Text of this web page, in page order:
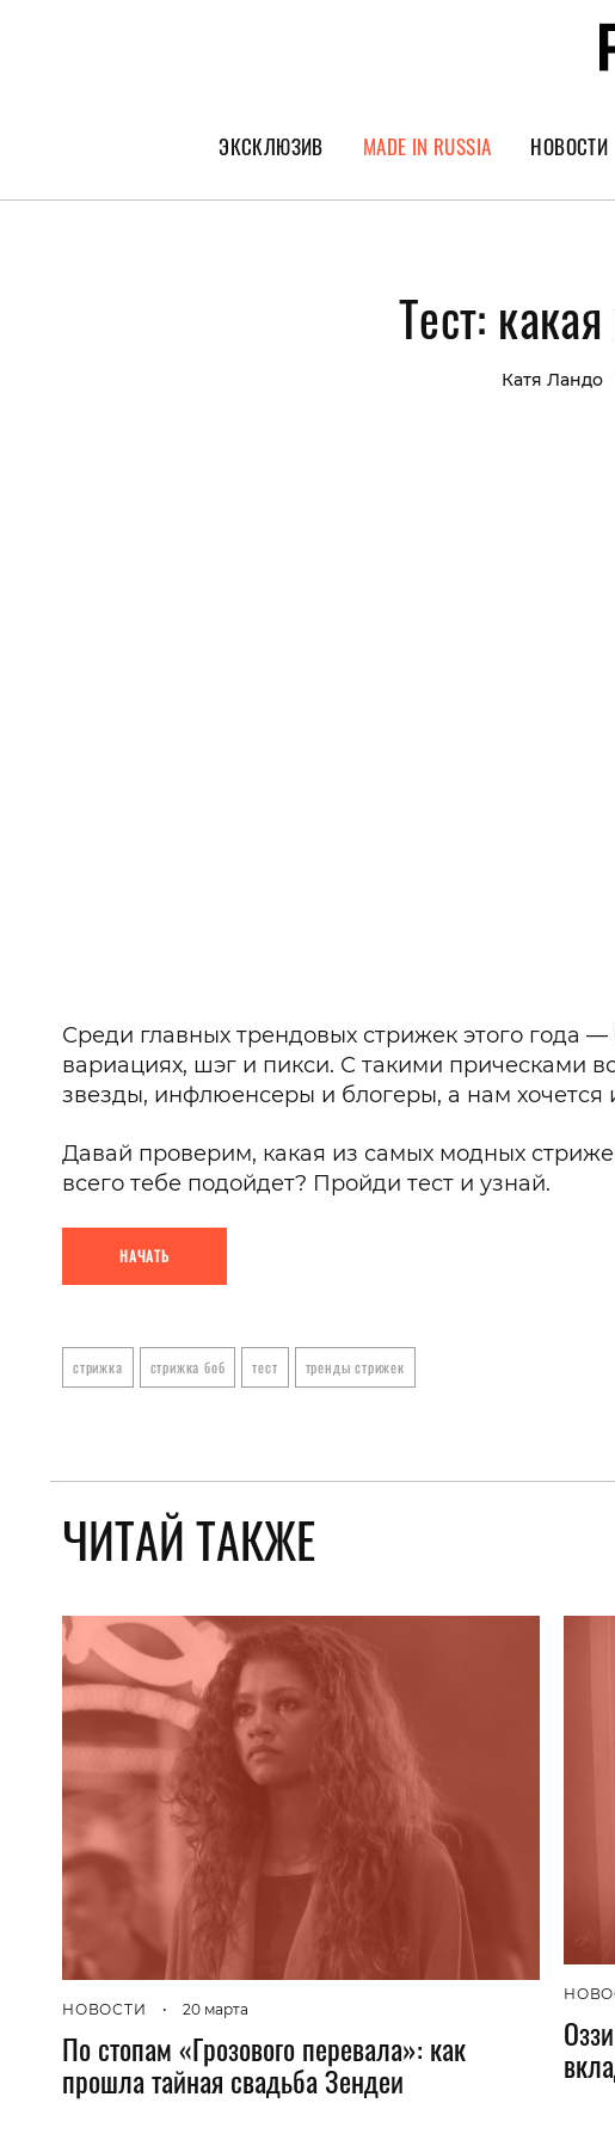
ЭКСКЛЮЗИВ
ГЕРОИ PEOPLETALK
MADE IN RUSSIA НОВОСТИ
Тест:
Катя Ландо
Среди главных трендовых стрижек этого года —
вариациях, шэг и пикси. С такими прическами
звезды, инфлюенсеры и блогеры, а нам хочется
Давай проверим, какая из самых модных
всего тебе подойдет? Пройди тест и узнай.
НАЧАТЬ
стрижка стрижка боб тест тренды стрижек
ЧИТАЙ ТАКЖЕ
НОВОСТИ • 20 марта
По стопам «Грозового перевала»: как
прошла тайная свадьба Зендеи